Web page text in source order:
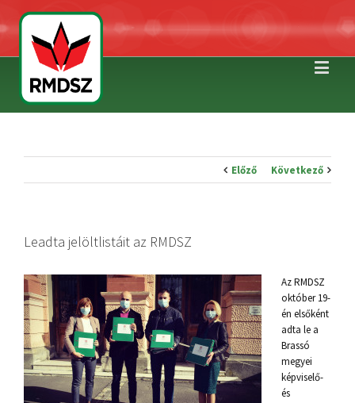
Előző Következő
Leadta jelöltlistáit az RMDSZ
Az RMDSZ
október 19-
én elsőként
adta le a
Brassó
megyei
képviselő-
és